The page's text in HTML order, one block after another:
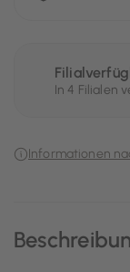
In 4 Filialen
Informationen